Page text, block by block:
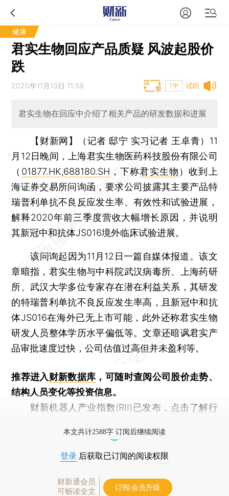
健康
君实生物回应产品质疑 风波起股价
跌
试听
2020年11月13日 11:59 T中
君实生物在回应中介绍了相关产品的研发数据和进展
【财新网】（记者 邸宁 实习记者 王卓青） 11
月12日晚间，上海君实生物医药科技股份有限公司
（ 01877.HK,688180.SH ，下称君实生物 ）收到上
海证券交易所问询函，要求公司披露其主要产品特
瑞普利单抗不良反应发生率、有效性和试验进展，
解释2020年前三季度营收大幅增长原因，并说明
其新冠中和抗体JS016境外临床试验进展。
该问询起因为11月12日一篇自媒体报道。该文
章暗指，君实生物与中科院武汉病毒所、上海药研
所、武汉大学多位专家存在潜在利益关系，其研发
的特瑞普利单抗不良反应发生率高，且新冠中和抗
体JS016在海外已无上市可能，此外还称君实生物
研发人员整体学历水平偏低等。文章还暗讽君实产
品审批速度过快，公司估值过高但并未盈利等。
推荐进入财新数据库 ，可随时查阅公司股价走势、
结构人员变化等投资信息。
财新机器人产业指数(RII)已发布， 点击了解行
本文共计2588字 订阅后继续阅读
登录 后获取已订阅的阅读权限
财新通会员
可畅读全文
订阅/会员升级